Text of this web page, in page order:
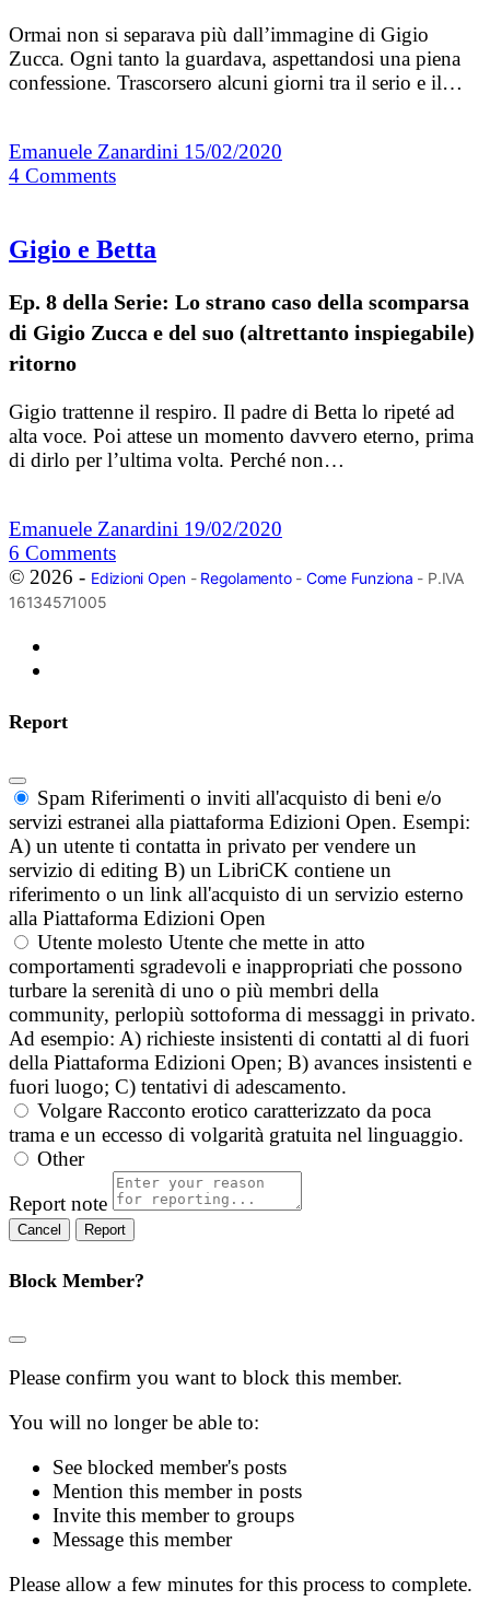
Ormai non si separava più dall’immagine di Gigio
Zucca. Ogni tanto la guardava, aspettandosi una piena
confessione. Trascorsero alcuni giorni tra il serio e il…
Emanuele Zanardini 15/02/2020
4 Comments
Gigio e Betta
Ep. 8 della Serie: Lo strano caso della scomparsa
di Gigio Zucca e del suo (altrettanto inspiegabile)
ritorno
Gigio trattenne il respiro. Il padre di Betta lo ripeté ad
alta voce. Poi attese un momento davvero eterno, prima
di dirlo per l’ultima volta. Perché non…
Emanuele Zanardini 19/02/2020
6 Comments
© 2026 - Edizioni Open- Regolamento- Come Funziona - P.IVA
16134571005
Report
Spam Riferimenti o inviti all'acquisto di beni e/o
servizi estranei alla piattaforma Edizioni Open. Esempi:
A) un utente ti contatta in privato per vendere un
servizio di editing B) un LibriCK contiene un
riferimento o un link all'acquisto di un servizio esterno
alla Piattaforma Edizioni Open
Utente molesto Utente che mette in atto
comportamenti sgradevoli e inappropriati che possono
turbare la serenità di uno o più membri della
community, perlopiù sottoforma di messaggi in privato.
Ad esempio: A) richieste insistenti di contatti al di fuori
della Piattaforma Edizioni Open; B) avances insistenti e
fuori luogo; C) tentativi di adescamento.
Volgare Racconto erotico caratterizzato da poca
trama e un eccesso di volgarità gratuita nel linguaggio.
Other
Report note
Report
Block Member?
Please confirm you want to block this member.
You will no longer be able to:
See blocked member's posts
Mention this member in posts
Invite this member to groups
Message this member
Please allow a few minutes for this process to complete.